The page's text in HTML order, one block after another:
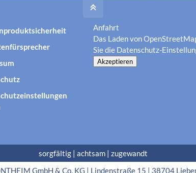
Anfahrt
Das Laden von
Sie die Datenschutz-
Akzeptieren
sorgfältig | achtsam | zugewandt
GmbH & Co. KG | Lindenstraße 15 | 38704